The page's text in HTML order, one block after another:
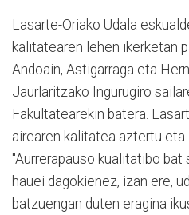
Lasarte-Oriako Udala
kalitatearen lehen ikerketan
Andoain, Astigarraga eta
Jaurlaritzako Ingurugiro
Fakultatearekin batera.
airearen kalitatea aztertu eta
"Aurrerapauso kualitatibo
hauei dagokienez, izan ere,
batzuengan duten eragina